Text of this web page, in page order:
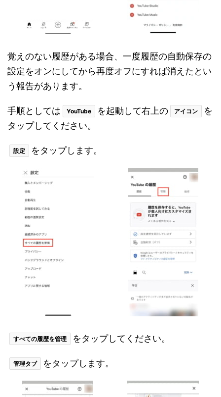
覚えのない履歴がある場合、一度履歴の自動保存の
設定をオンにしてから再度オフにすれば消えたとい
う報告があります。
手順としては YouTube を起動して右上の アイコン
を
タップしてください。
設定 をタップします。
すべての履歴を管理 をタップしてください。
管理タブ をタップします。